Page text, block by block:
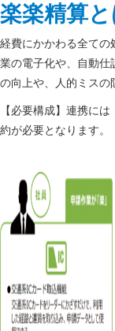
楽楽精算と
経費にかかわる全ての
業の電子化や、自動仕
の向上や、人的ミスの
【必要構成】連携に
約が必要となります。